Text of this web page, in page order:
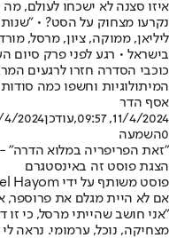
איזו סצנה לא ישכחו לעולם,
ליליאן, ממוקה, ציון, מרסל,
כוכבי הסדרה חזרו לרגעים
המיתולוגיות וחשפו כמה
אסף הדר
11/4/2024, 09:57
,עודכן2024, 09:57
0השמעה
"זאת הפריפריה במלוא הדרה"
הצגת פוסט זה באינסטגרם
פוסט משותף על ידי ‏‎Israel Hayom | ישראל היום‎‏ (@‏‎israelhayom‎‏)
אם לא היית מגלם את פרוספר,
"אני חושב שהייתי מרסל, כי
מצחיקה, נוכל, ערמומי. נראה